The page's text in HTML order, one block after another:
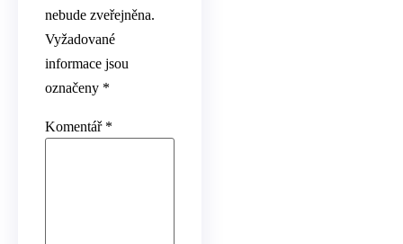
nebude zveřejněna.
Vyžadované
informace jsou
označeny *
Komentář *